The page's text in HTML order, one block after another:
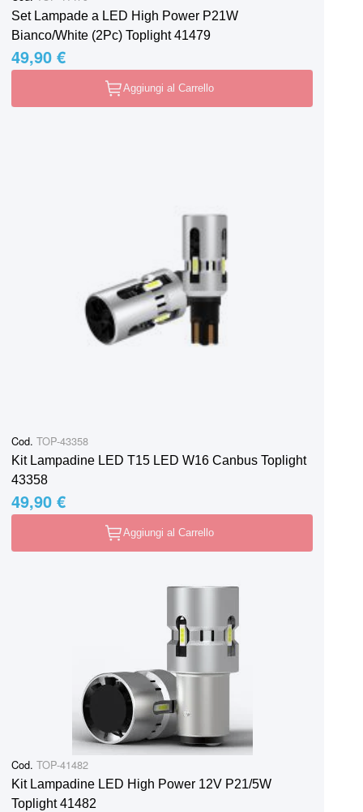
Set Lampade a LED High Power P21W
Bianco/White (2Pc) Toplight 41479
49,90 €
Aggiungi al Carrello
Cod. TOP-43358
Kit Lampadine LED T15 LED W16 Canbus Toplight
43358
49,90 €
Aggiungi al Carrello
Cod. TOP-41482
Kit Lampadine LED High Power 12V P21/5W
Toplight 41482